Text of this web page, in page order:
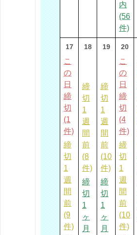
内
(56
件)
17
こ
の
日
締
切
(1
件)
締
切
1
週
間
前
(9
件)
18
締
切
1
週
間
前
(8
件)
締
切
1
ヶ
月
19
締
切
1
週
間
前
(10
件)
締
切
1
ヶ
月
20
こ
の
日
締
切
(4
件)
締
切
1
週
間
前
(10
件)